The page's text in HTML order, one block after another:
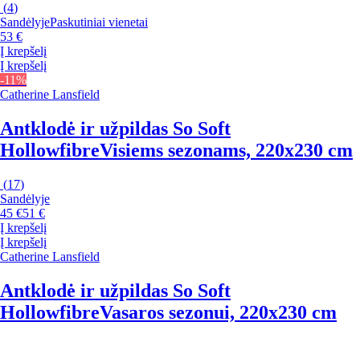
(4)
SandėlyjePaskutiniai vienetai
53 €
Į krepšelį
Į krepšelį
-11%
Catherine Lansfield
Antklodė ir užpildas So Soft
HollowfibreVisiems sezonams, 220x230 cm
(17)
Sandėlyje
45 €51 €
Į krepšelį
Į krepšelį
Catherine Lansfield
Antklodė ir užpildas So Soft
HollowfibreVasaros sezonui, 220x230 cm